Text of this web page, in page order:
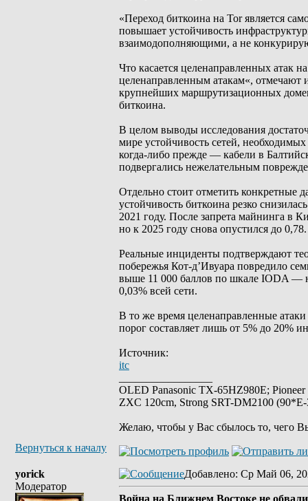
«Переход биткоина на Tor является
повышает устойчивость
взаимодополняющими, а не
Что касается целенаправленных атак
целенаправленным атакам«, отмечают
крупнейших маршрутизационных
биткоина.
В целом выводы исследования
мире устойчивость сетей,
когда-либо прежде — кабели в
подвергались нежелательным
Отдельно стоит отметить конкретные
устойчивость биткоина резко
2021 году. После запрета майнинга в
но к 2025 году снова опустился до 0,78.
Реальные инциденты подтверждают
побережья Кот-д’Ивуара повредило
выше 11 000 баллов по шкале IODA —
0,03% всей сети.
В то же время целенаправленные
порог составляет лишь от 5% до 20%
Источник:
itc
OLED Panasonic TX-65HZ980E;
ZXC 120cm, Strong SRT-DM2100
Желаю, чтобы у Вас сбылось то, чего
Вернуться к началу
yorick
Модератор
Добавлено: Ср Май 06,
Война на Ближнем Востоке не